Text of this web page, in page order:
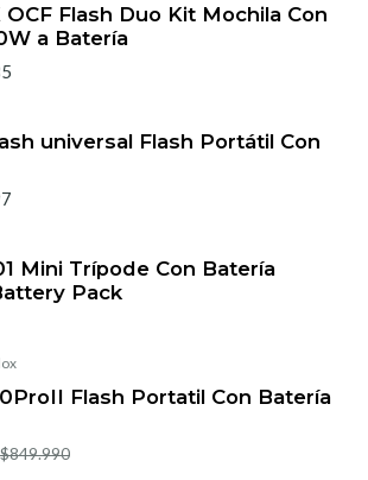
Flash Duo Kit Mochila Con
a Batería
universal Flash Portátil Con
Mini Trípode Con Batería
Pack
Flash Portatil Con Batería
$849.990